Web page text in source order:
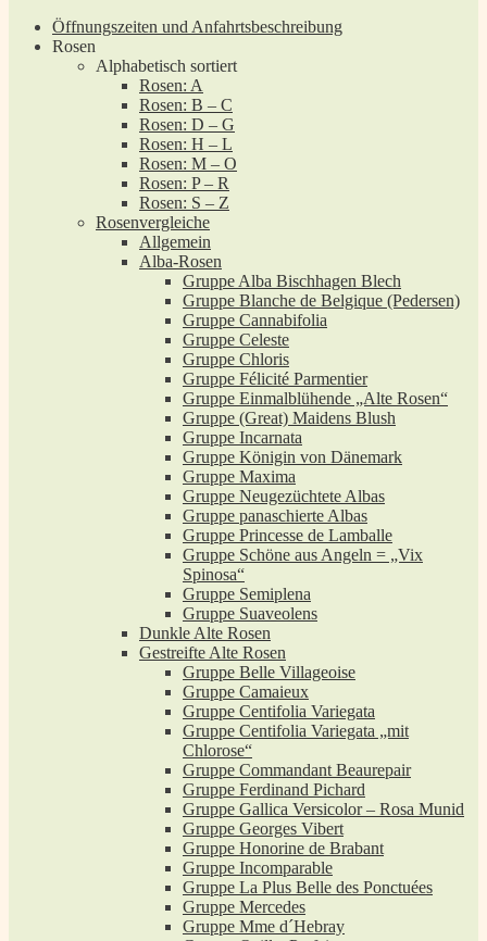
Öffnungszeiten und Anfahrtsbeschreibung
Rosen
Alphabetisch sortiert
Rosen: A
Rosen: B – C
Rosen: D – G
Rosen: H – L
Rosen: M – O
Rosen: P – R
Rosen: S – Z
Rosenvergleiche
Allgemein
Alba-Rosen
Gruppe Alba Bischhagen Blech
Gruppe Blanche de Belgique (Pedersen)
Gruppe Cannabifolia
Gruppe Celeste
Gruppe Chloris
Gruppe Félicité Parmentier
Gruppe Einmalblühende „Alte Rosen“
Gruppe (Great) Maidens Blush
Gruppe Incarnata
Gruppe Königin von Dänemark
Gruppe Maxima
Gruppe Neugezüchtete Albas
Gruppe panaschierte Albas
Gruppe Princesse de Lamballe
Gruppe Schöne aus Angeln = „Vix
Spinosa“
Gruppe Semiplena
Gruppe Suaveolens
Dunkle Alte Rosen
Gestreifte Alte Rosen
Gruppe Belle Villageoise
Gruppe Camaieux
Gruppe Centifolia Variegata
Gruppe Centifolia Variegata „mit
Chlorose“
Gruppe Commandant Beaurepair
Gruppe Ferdinand Pichard
Gruppe Gallica Versicolor – Rosa Munid
Gruppe Georges Vibert
Gruppe Honorine de Brabant
Gruppe Incomparable
Gruppe La Plus Belle des Ponctuées
Gruppe Mercedes
Gruppe Mme d´Hebray